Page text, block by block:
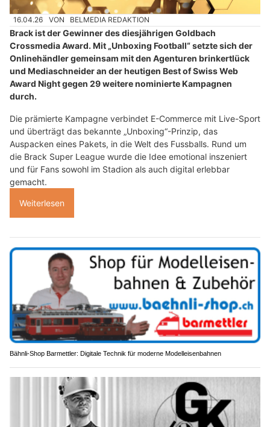
16.04.26 VON BELMEDIA REDAKTION
Brack ist der Gewinner des diesjährigen Goldbach
Crossmedia Award. Mit „Unboxing Football“ setzte sich der
Onlinehändler gemeinsam mit den Agenturen brinkertlück
und Mediaschneider an der heutigen Best of Swiss Web
Award Night gegen 29 weitere nominierte Kampagnen
durch.
Die prämierte Kampagne verbindet E-Commerce mit Live-Sport
und überträgt das bekannte „Unboxing“-Prinzip, das
Auspacken eines Pakets, in die Welt des Fussballs. Rund um
die Brack Super League wurde die Idee emotional inszeniert
und für Fans sowohl im Stadion als auch digital erlebbar
gemacht.
Weiterlesen
Bähnli-Shop Barmettler: Digitale Technik für moderne Modelleisenbahnen